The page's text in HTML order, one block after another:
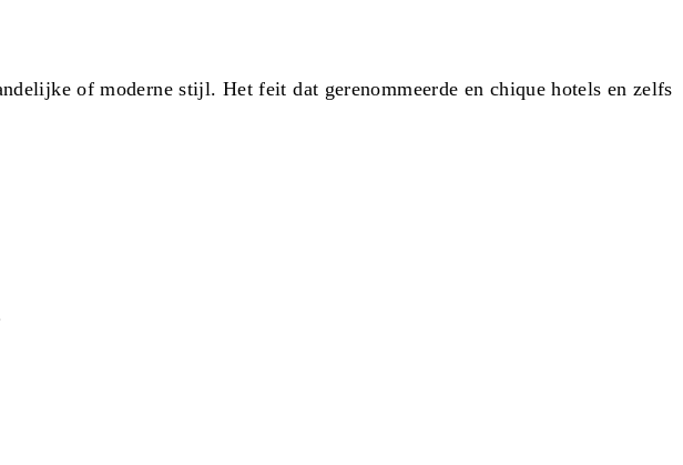
of moderne stijl. Het feit dat gerenommeerde en chique hotels en zelfs